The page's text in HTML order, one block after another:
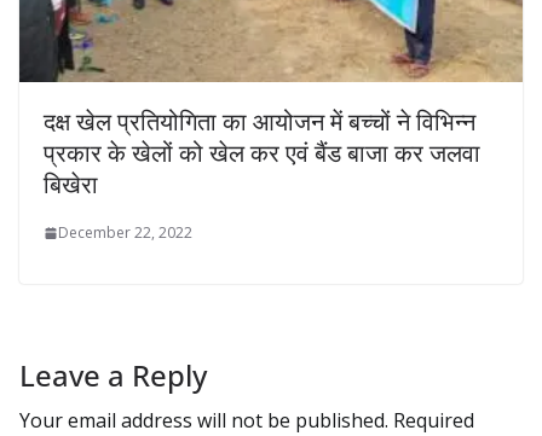
दक्ष खेल प्रतियोगिता का आयोजन में बच्चों ने विभिन्न
प्रकार के खेलों को खेल कर एवं बैंड बाजा कर जलवा
बिखेरा
December 22, 2022
Leave a Reply
Your email address will not be published. Required